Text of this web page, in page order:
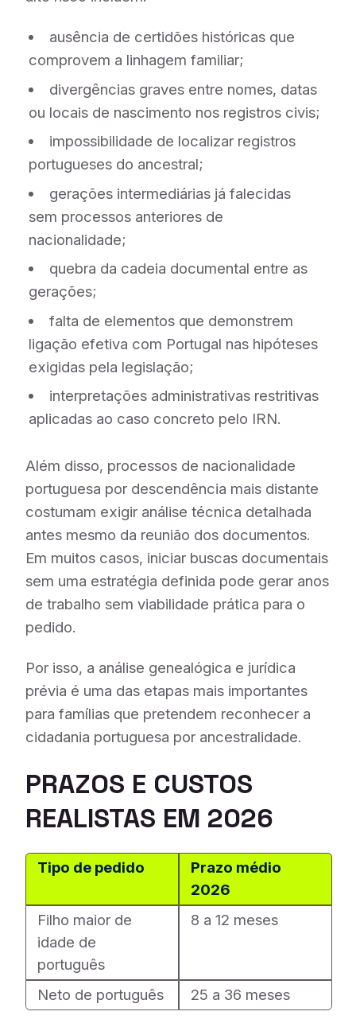
ausência de certidões históricas que
comprovem a linhagem familiar;
divergências graves entre nomes, datas
ou locais de nascimento nos registros civis;
impossibilidade de localizar registros
portugueses do ancestral;
gerações intermediárias já falecidas
sem processos anteriores de
nacionalidade;
quebra da cadeia documental entre as
gerações;
falta de elementos que demonstrem
ligação efetiva com Portugal nas hipóteses
exigidas pela legislação;
interpretações administrativas restritivas
aplicadas ao caso concreto pelo IRN.
Além disso, processos de nacionalidade
portuguesa por descendência mais distante
costumam exigir análise técnica detalhada
antes mesmo da reunião dos documentos.
Em muitos casos, iniciar buscas documentais
sem uma estratégia definida pode gerar anos
de trabalho sem viabilidade prática para o
pedido.
Por isso, a análise genealógica e jurídica
prévia é uma das etapas mais importantes
para famílias que pretendem reconhecer a
cidadania portuguesa por ancestralidade.
PRAZOS E CUSTOS
REALISTAS EM 2026
Tipo de pedido
Prazo médio
2026
Filho maior de
idade de
português
8 a 12 meses
Neto de português 25 a 36 meses